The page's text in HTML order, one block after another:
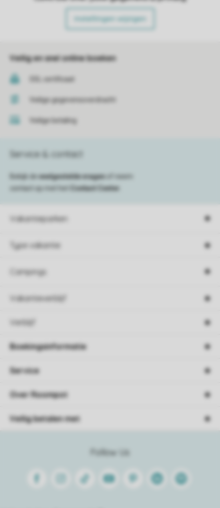
Instellingen wijzigen
Veilig en snel online boeken
SSL certificaat
Veilige gegevensoverdracht
Veilige betaling
Vakantieparken
Type vakantie
Campings
Vakantieverblijf
Verblijf
Service & contact
Bekijk de veelgestelde vragen
of neem
contact op met het
Contact Center
Follow Us
FacebookInstagram
Tiktok Youtube PinterestLinkedinSpotify
Boekingsinformatie
Service
Over Roompot
Veilig betalen met